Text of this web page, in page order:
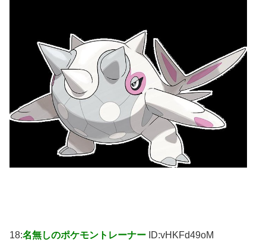
18:名無しのポケモントレーナー ID:vHKFd49oM